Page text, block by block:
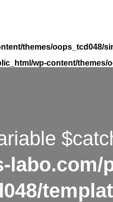
themes/oops_tcd048/
wp-content/themes/